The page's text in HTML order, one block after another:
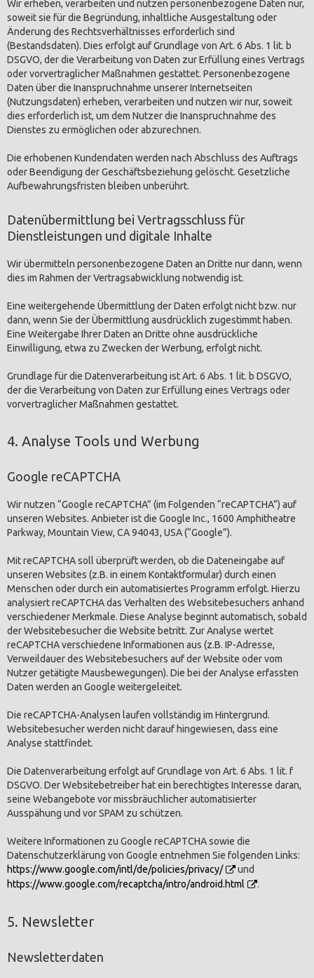
Wir erheben, verarbeiten und nutzen personenbezogene Daten nur,
soweit sie für die Begründung, inhaltliche Ausgestaltung oder
Änderung des Rechtsverhältnisses erforderlich sind
(Bestandsdaten). Dies erfolgt auf Grundlage von Art. 6 Abs. 1 lit. b
DSGVO, der die Verarbeitung von Daten zur Erfüllung eines Vertrags
oder vorvertraglicher Maßnahmen gestattet. Personenbezogene
Daten über die Inanspruchnahme unserer Internetseiten
(Nutzungsdaten) erheben, verarbeiten und nutzen wir nur, soweit
dies erforderlich ist, um dem Nutzer die Inanspruchnahme des
Dienstes zu ermöglichen oder abzurechnen.
Die erhobenen Kundendaten werden nach Abschluss des Auftrags
oder Beendigung der Geschäftsbeziehung gelöscht. Gesetzliche
Aufbewahrungsfristen bleiben unberührt.
Datenübermittlung bei Vertragsschluss für
Dienstleistungen und digitale Inhalte
Wir übermitteln personenbezogene Daten an Dritte nur dann, wenn
dies im Rahmen der Vertragsabwicklung notwendig ist.
Eine weitergehende Übermittlung der Daten erfolgt nicht bzw. nur
dann, wenn Sie der Übermittlung ausdrücklich zugestimmt haben.
Eine Weitergabe Ihrer Daten an Dritte ohne ausdrückliche
Einwilligung, etwa zu Zwecken der Werbung, erfolgt nicht.
Grundlage für die Datenverarbeitung ist Art. 6 Abs. 1 lit. b DSGVO,
der die Verarbeitung von Daten zur Erfüllung eines Vertrags oder
vorvertraglicher Maßnahmen gestattet.
4. Analyse Tools und Werbung
Google reCAPTCHA
Wir nutzen “Google reCAPTCHA” (im Folgenden “reCAPTCHA”) auf
unseren Websites. Anbieter ist die Google Inc., 1600 Amphitheatre
Parkway, Mountain View, CA 94043, USA (“Google”).
Mit reCAPTCHA soll überprüft werden, ob die Dateneingabe auf
unseren Websites (z.B. in einem Kontaktformular) durch einen
Menschen oder durch ein automatisiertes Programm erfolgt. Hierzu
analysiert reCAPTCHA das Verhalten des Websitebesuchers anhand
verschiedener Merkmale. Diese Analyse beginnt automatisch, sobald
der Websitebesucher die Website betritt. Zur Analyse wertet
reCAPTCHA verschiedene Informationen aus (z.B. IP-Adresse,
Verweildauer des Websitebesuchers auf der Website oder vom
Nutzer getätigte Mausbewegungen). Die bei der Analyse erfassten
Daten werden an Google weitergeleitet.
Die reCAPTCHA-Analysen laufen vollständig im Hintergrund.
Websitebesucher werden nicht darauf hingewiesen, dass eine
Analyse stattfindet.
Die Datenverarbeitung erfolgt auf Grundlage von Art. 6 Abs. 1 lit. f
DSGVO. Der Websitebetreiber hat ein berechtigtes Interesse daran,
seine Webangebote vor missbräuchlicher automatisierter
Ausspähung und vor SPAM zu schützen.
Weitere Informationen zu Google reCAPTCHA sowie die
Datenschutzerklärung von Google entnehmen Sie folgenden Links:
https://www.google.com/intl/de/policies/privacy/
und
https://www.google.com/recaptcha/intro/android.html
.
5. Newsletter
Newsletterdaten